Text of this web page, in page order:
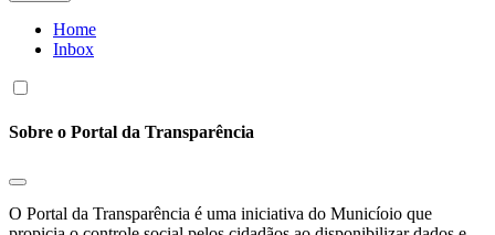
Home
Inbox
Sobre o Portal da Transparência
O Portal da Transparência é uma iniciativa do Municíoio que